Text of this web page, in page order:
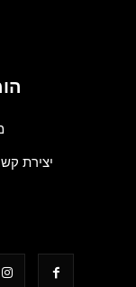
יצירת